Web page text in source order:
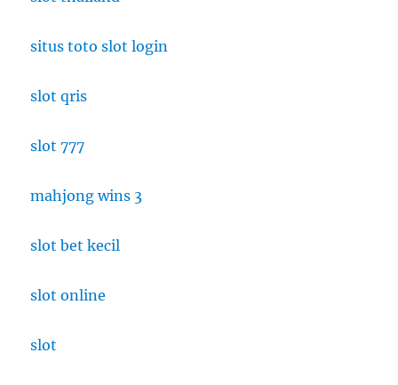
situs toto slot login
slot qris
slot 777
mahjong wins 3
slot bet kecil
slot online
slot